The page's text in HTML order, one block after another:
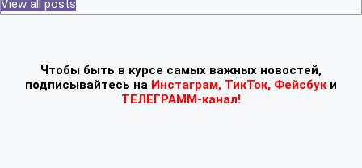
View all posts
Чтобы быть в курсе самых важных новостей,
подписывайтесь на Инстаграм, ТикТок, Фейсбук и
ТЕЛЕГРАММ-канал!